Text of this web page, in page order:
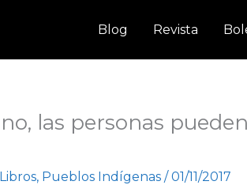
Blog Revista
las personas
Libros, Pueblos Indígenas /01/11/2017